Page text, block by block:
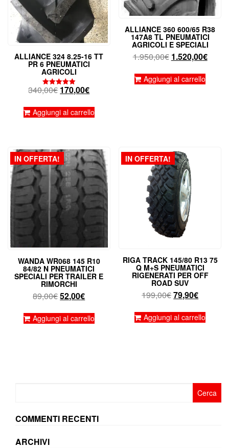
ALLIANCE 324 8.25-16 TT
PR 6 PNEUMATICI
AGRICOLI
Valutato
340,00€ Il
originale
170,00€Il
attuale
Aggiungi al carrello
ALLIANCE 360 600/65 R38
147A8 TL PNEUMATICI
AGRICOLI E SPECIALI
1.950,00€ Il
originale
1.520,00€Il
Aggiungi al carrello
IN OFFERTA!
WANDA WR068 145 R10
84/82 N PNEUMATICI
SPECIALI PER TRAILER E
RIMORCHI
89,00€Il
originale
52,00€Il
attuale
Aggiungi al carrello
IN OFFERTA!
RIGA TRACK 145/80 R13 75
Q M+S PNEUMATICI
RIGENERATI PER OFF
ROAD SUV
199,00€Il
originale
79,90€Il
attuale
Aggiungi al carrello
COMMENTI RECENTI
ARCHIVI